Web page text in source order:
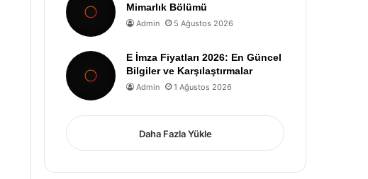
Mimarlık Bölümü
Admin 5 Ağustos 2026
E İmza Fiyatları 2026: En Güncel
Bilgiler ve Karşılaştırmalar
Admin 1 Ağustos 2026
Daha Fazla Yükle